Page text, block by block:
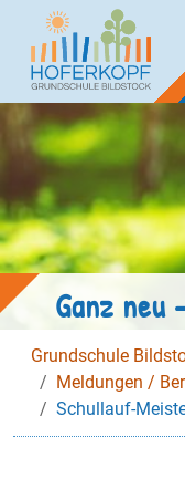
Zum Hauptinhalt
Ganz neu
Grundschule
Meldungen /
Schullauf-